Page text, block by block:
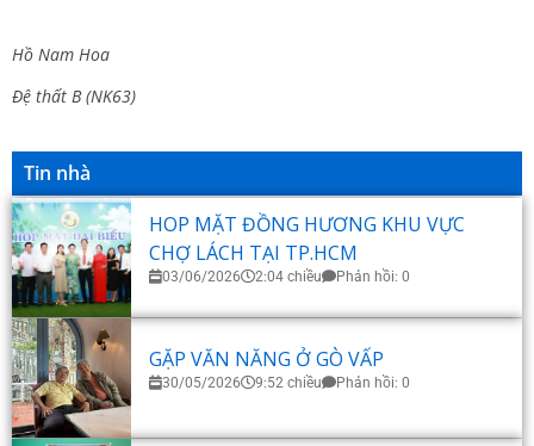
Hồ Nam Hoa
Đệ thất B (NK63)
Tin nhà
HOP MẶT ĐỒNG HƯƠNG KHU VỰC
CHỢ LÁCH TẠI TP.HCM
03/06/2026 2:04 chiều Phản hồi: 0
GẶP VĂN NĂNG Ở GÒ VẤP
30/05/2026 9:52 chiều Phản hồi: 0